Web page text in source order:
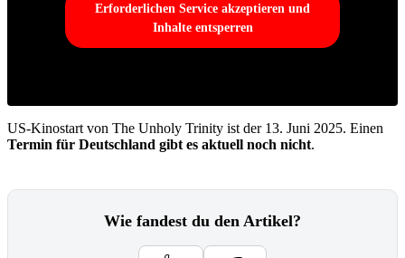
Erforderlichen Service akzeptieren und
Inhalte entsperren
US-Kinostart von The Unholy Trinity ist der 13. Juni 2025. Einen
Termin für Deutschland gibt es aktuell noch nicht.
Wie fandest du den Artikel?